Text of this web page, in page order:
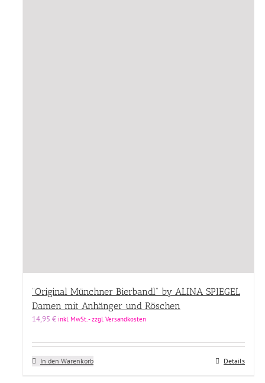
“Original Münchner Bierbandl” by ALINA SPIEGEL
Damen mit Anhänger und Röschen
14,95 € inkl. MwSt. - zzgl. Versandkosten
In den Warenkorb Details